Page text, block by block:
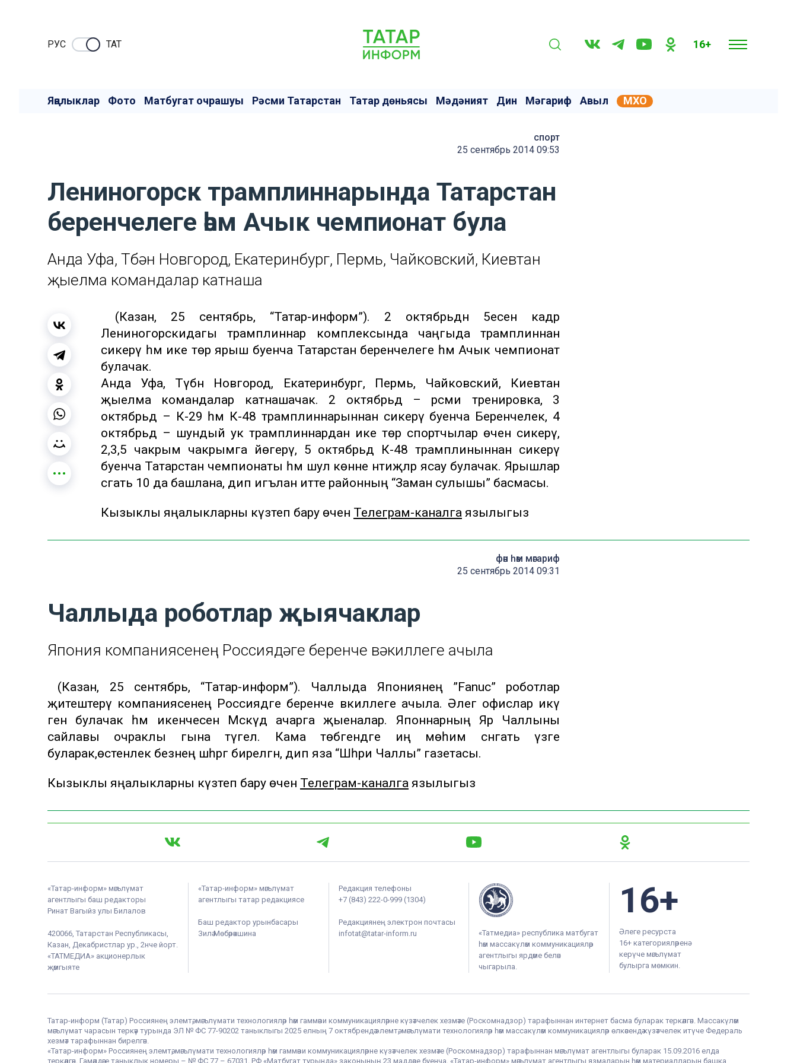
РУC ТАТ 16+
Яңалыклар Фото Матбугат очрашуы Рәсми Татарстан Татар дөньясы Мәдәният Дин Мәгариф Авыл МХО
спорт
25 сентябрь 2014 09:53
Лениногорск трамплиннарында Татарстан
беренчелеге һәм Ачык чемпионат була
Анда Уфа, Түбән Новгород, Екатеринбург, Пермь, Чайковский, Киевтан
җыелма командалар катнаша
(Казан, 25 сентябрь, “Татар-информ”). 2 октябрьдән 5есенә кадәр
Лениногорскидагы трамплиннар комплексында чаңгыда трамплиннан
сикерү һәм ике төр ярыш буенча Татарстан беренчелеге һәм Ачык чемпионат
булачак.
Анда Уфа, Түбән Новгород, Екатеринбург, Пермь, Чайковский, Киевтан
җыелма командалар катнашачак. 2 октябрьдә – рәсми тренировка, 3
октябрьдә – К-29 һәм К-48 трамплиннарыннан сикерү буенча Беренчелек, 4
октябрьдә – шундый ук трамплиннардан ике төр спортчылар өчен сикерү,
2,3,5 чакрым чакрымга йөгерү, 5 октябрьдә К-48 трамплиныннан сикерү
буенча Татарстан чемпионаты һәм шул көнне нәтиҗәләр ясау булачак. Ярышлар
сәгать 10 да башлана, дип игълан итте районның “Заман сулышы” басмасы.
Кызыклы яңалыкларны күзәтеп бару өчен Телеграм-каналга язылыгыз
фән һәм мәгариф
25 сентябрь 2014 09:31
Чаллыда роботлар җыячаклар
Япония компаниясенең Россиядәге беренче вәкиллеге ачыла
(Казан, 25 сентябрь, “Татар-информ”). Чаллыда Япониянең ”Fanuc” роботлар
җитештерү компаниясенең Россиядәге беренче вәкиллеге ачыла. Әлегә офислар икәү
генә булачак һәм икенчесен Мәскәүдә ачарга җыеналар. Японнарның Яр Чаллыны
сайлавы очраклы гына түгел. Кама төбәгендәге иң мөһим сәнәгать үзәге
буларак,өстенлек безнең шәһәргә бирелгән, дип яза “Шәһри Чаллы” газетасы.
Кызыклы яңалыкларны күзәтеп бару өчен Телеграм-каналга язылыгыз
«Татар-информ» мәгълүмат
агентлыгы баш редакторы
Ринат Вагыйз улы Билалов
420066, Татарстан Республикасы,
Казан, Декабристлар ур., 2нче йорт.
«ТАТМЕДИА» акционерлык
җәмгыяте
«Татар-информ» мәгълүмат
агентлыгы татар редакциясе
Баш редактор урынбасары
Зилә Мөбәрәкшина
Редакция телефоны
+7 (843) 222-0-999 (1304)
Редакциянең электрон почтасы
infotat@tatar-inform.ru
«Татмедиа» республика матбугат
һәм массакүләм коммуникацияләр
агентлыгы ярдәме белән
чыгарыла.
16+
Әлеге ресурста
16+ категорияләренә
керүче мәгълүмат
булырга мөмкин.
Татар-информ (Татар) Россиянең элемтә, мәгълүмати технологияләр һәм гаммәви коммуникацияләрне күзәтчелек хезмәте (Роскомнадзор) тарафыннан интернет басма буларак теркәлгән. Массакүләм
мәгълүмат чарасын теркәү турында ЭЛ № ФС 77-90202 таныклыгы 2025 елның 7 октябрендә элемтә, мәгълүмати технологияләр һәм массакүләм коммуникацияләр өлкәсендә күзәтчелек итүче Федераль
хезмәт тарафыннан бирелгән.
«Татар-информ» Россиянең элемтә, мәгълүмати технологияләр һәм гаммәви коммуникацияләрне күзәтчелек хезмәте (Роскомнадзор) тарафыннан мәгълүмат агентлыгы буларак 15.09.2016 елда
теркәлгән. Гамәлдәге таныклык номеры – № ФС 77 – 67031. РФ «Матбугат турында» законының 23 маддәсе буенча, «Татар-информ» мәгълүмат агентлыгы язмаларын һәм материалларын башка